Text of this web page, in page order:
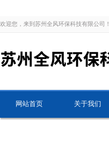
欢迎您，来到苏州全风环保科技有限公司！
网站首页 关于我们